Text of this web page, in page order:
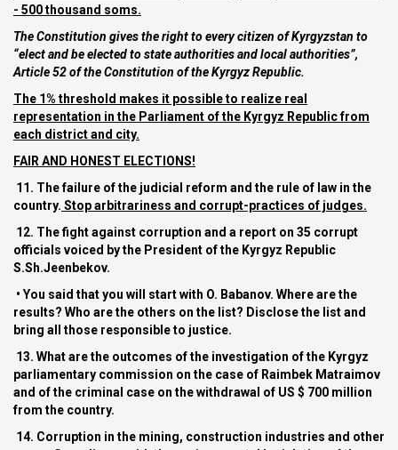
- 500 thousand soms.
The Constitution gives the right to every citizen of Kyrgyzstan to
“elect and be elected to state authorities and local authorities”,
Article 52 of the Constitution of the Kyrgyz Republic.
The 1% threshold makes it possible to realize real
representation in the Parliament of the Kyrgyz Republic from
each district and city.
FAIR AND HONEST ELECTIONS!
11. The failure of the judicial reform and the rule of law in the
country. Stop arbitrariness and corrupt-practices of judges.
12. The fight against corruption and a report on 35 corrupt
officials voiced by the President of the Kyrgyz Republic
S.Sh.Jeenbekov.
• You said that you will start with O. Babanov. Where are the
results? Who are the others on the list? Disclose the list and
bring all those responsible to justice.
13. What are the outcomes of the investigation of the Kyrgyz
parliamentary commission on the case of Raimbek Matraimov
and of the criminal case on the withdrawal of US $ 700 million
from the country.
14. Corruption in the mining, construction industries and other